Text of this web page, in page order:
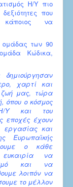
Η/Υ πιο
που
να
ομάδας των 90
Κώδικα,
χαρτί και
ζωή μας, τώρα
όπου ο κόσμος
Υ και του
εποχές έχουν
εργασίας και
Ευρωπαϊκής
ο κάθε
να
και να
λοιπόν να
το μέλλον